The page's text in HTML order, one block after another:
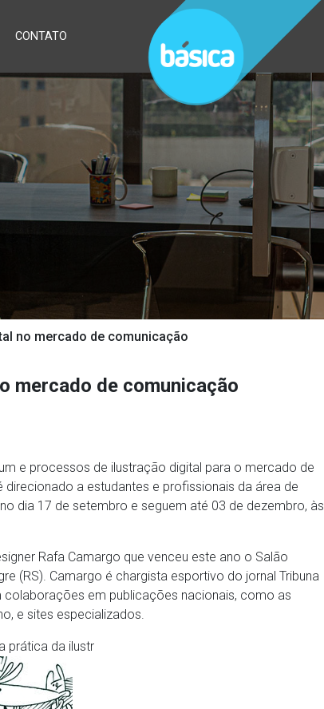
CONTATO
no mercado de comunicação
mercado de comunicação
e processos de ilustração digital para o mercado de
direcionado a estudantes e profissionais da área de
dia 17 de setembro e seguem até 03 de dezembro, às
Rafa Camargo que venceu este ano o Salão
(RS). Camargo é chargista esportivo do jornal Tribuna
colaborações em publicações nacionais, como as
e sites especializados.
prática da ilustr